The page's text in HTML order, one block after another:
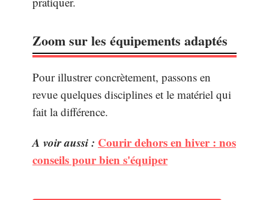
Zoom sur les équipements adaptés
Pour illustrer concrètement, passons en
revue quelques disciplines et le matériel qui
fait la différence.
A voir aussi : Courir dehors en hiver : nos
conseils pour bien s'équiper